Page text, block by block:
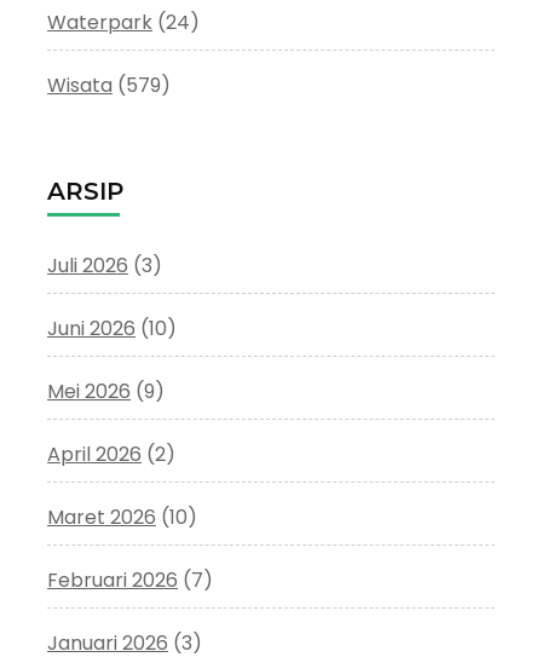
Waterpark (24)
Wisata (579)
ARSIP
Juli 2026 (3)
Juni 2026 (10)
Mei 2026 (9)
April 2026 (2)
Maret 2026 (10)
Februari 2026 (7)
Januari 2026 (3)